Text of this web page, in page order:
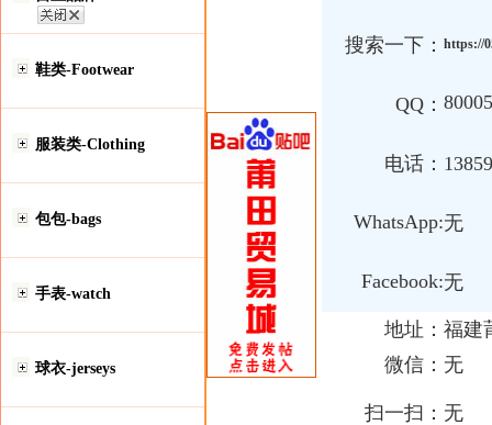
鞋类-Footwear
服装类-Clothing
包包-bags
手表-watch
球衣-jerseys
搜索一下： https://
QQ：
电话：
WhatsApp:无
Facebook:无
地址： 福建
微信： 无
扫一扫： 无